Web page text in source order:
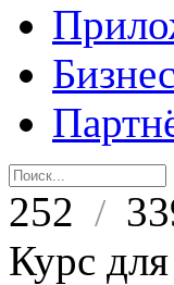
252 /
Курс